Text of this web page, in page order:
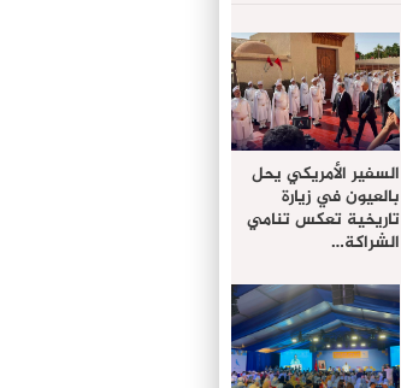
السفير الأمريكي يحل
بالعيون في زيارة
تاريخية تعكس تنامي
الشراكة…